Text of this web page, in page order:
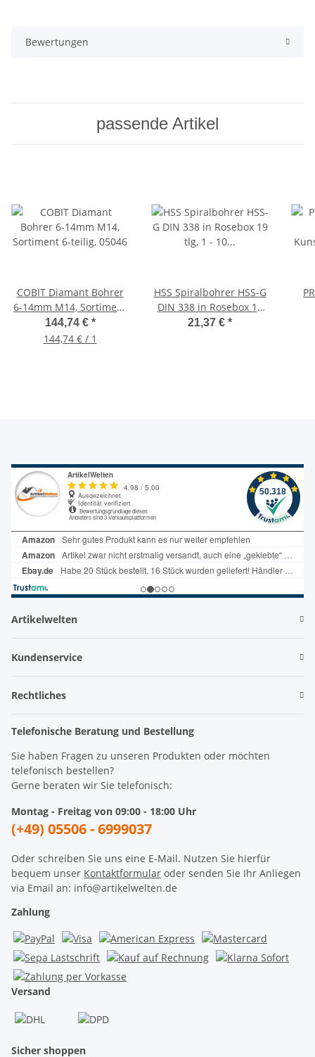
Bewertungen
passende Artikel
COBIT Diamant Bohrer
6-14mm M14, Sortiment
6-teilig, 05046
144,74 € *
144,74 € / 1
HSS Spiralbohrer HSS-G
DIN 338 in Rosebox 19
tlg, 1 - 10 x 0,5mm
21,37 € *
Artikelwelten
Kundenservice
Rechtliches
Telefonische Beratung und Bestellung
Sie haben Fragen zu unseren Produkten oder möchten
telefonisch bestellen?
Gerne beraten wir Sie telefonisch:
Montag - Freitag von 09:00 - 18:00 Uhr
(+49) 05506 - 6999037
Oder schreiben Sie uns eine E-Mail. Nutzen Sie hierfür
bequem unser Kontaktformular oder senden Sie Ihr Anliegen
via Email an: info@artikelwelten.de
Zahlung
Versand
Sicher shoppen